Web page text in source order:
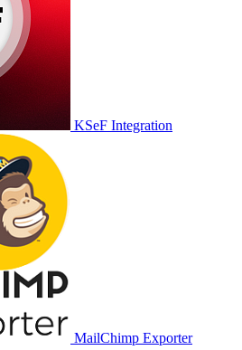
KSeF Integration
MailChimp Exporter